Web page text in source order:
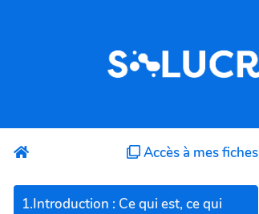
Accès à mes fiches
1.Introduction : Ce qui est, ce qui